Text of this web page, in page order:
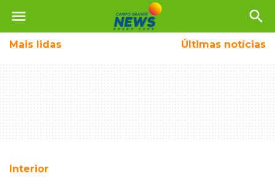
menu search
Mais lidas Últimas notícias
Interior